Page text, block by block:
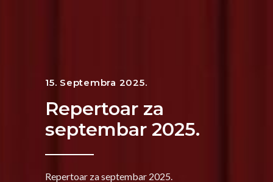
15. Septembra 2025.
Repertoar za
septembar 2025.
Repertoar za septembar 2025.